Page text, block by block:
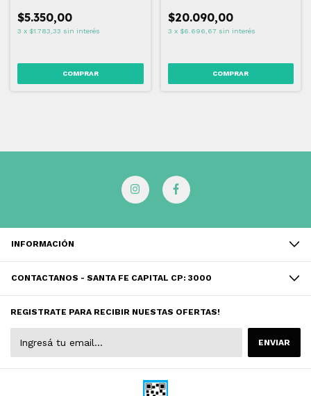
$5.350,00
3 x $1.783,33 sin interés
$20.090,00
3 x $6.696,67 sin interés
INFORMACIÓN
CONTACTANOS - SANTA FE CAPITAL CP: 3000
REGISTRATE PARA RECIBIR NUESTAS OFERTAS!